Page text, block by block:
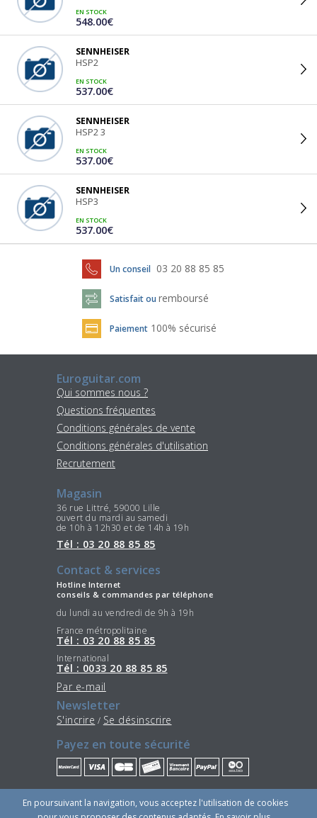
EN STOCK
548.00€
SENNHEISER
HSP2
EN STOCK
537.00€
SENNHEISER
HSP2 3
EN STOCK
537.00€
SENNHEISER
HSP3
EN STOCK
537.00€
Un conseil 03 20 88 85 85
Satisfait ou remboursé
Paiement 100% sécurisé
Euroguitar.com
Qui sommes nous ?
Questions fréquentes
Conditions générales de vente
Conditions générales d'utilisation
Recrutement
Magasin
36 rue Littré, 59000 Lille
ouvert du mardi au samedi
de 10h à 12h30 et de 14h à 19h
Tél : 03 20 88 85 85
Contact & services
Hotline Internet
conseils & commandes par téléphone
du lundi au vendredi de 9h à 19h
France métropolitaine
Tél : 03 20 88 85 85
International
Tél : 0033 20 88 85 85
Par e-mail
Newsletter
S'incrire / Se désinscrire
Payez en toute sécurité
Restez connectés
En poursuivant la navigation, vous acceptez l'utilisation de cookies